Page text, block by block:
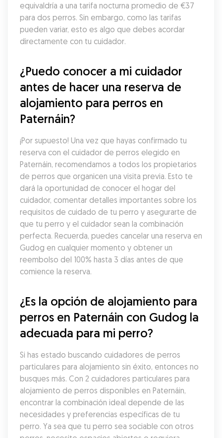
equivaldría a una tarifa nocturna promedio de €37
para dos perros. Sin embargo, como las tarifas
pueden variar, esto es algo que debes acordar
directamente con tu cuidador.
¿Puedo conocer a mi cuidador
antes de hacer una reserva de
alojamiento para perros en
Paternáin?
¡Por supuesto! Una vez que hayas confirmado tu
reserva con el cuidador de perros elegido en
Paternáin, recomendamos a todos los propietarios
de perros que organicen una visita previa. Esto te
dará la oportunidad de conocer el hogar del
cuidador, comentar detalles importantes sobre los
requisitos de cuidado de tu perro y asegurarte de
que tu perro y el cuidador sean la combinación
perfecta. Recuerda, puedes cancelar una reserva en
Gudog en cualquier momento y obtener un
reembolso del 100% hasta 3 días antes de que
comience la reserva.
¿Es la opción de alojamiento para
perros en Paternáin con Gudog la
adecuada para mi perro?
Si has estado buscando cuidadores de perros
particulares para alojamiento sin éxito, entonces no
busques más. Con 2 cuidadores particulares para
alojamiento de perros disponibles en Paternáin,
encontrar la combinación ideal depende de las
necesidades y preferencias específicas de tu
perro. Ya sea que tu perro sea sociable con otros